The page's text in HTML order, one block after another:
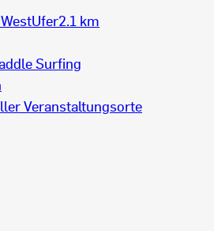
2.1 km
Surfing
Veranstaltungsorte